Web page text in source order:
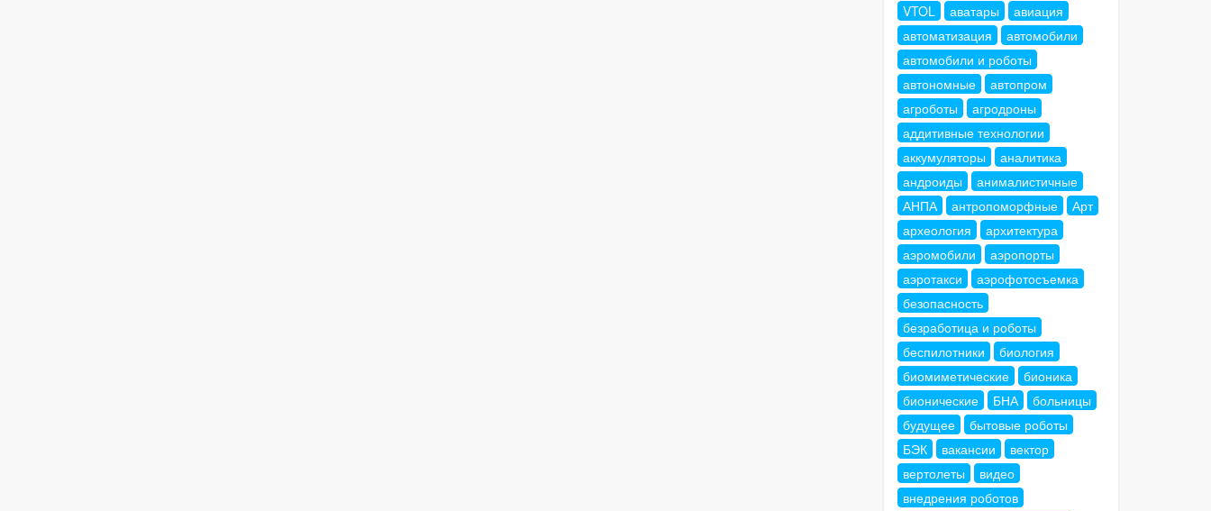
VTOL
аватары
авиация
автоматизация
автомобили
автомобили и роботы
автономные
автопром
агроботы
агродроны
аддитивные технологии
аккумуляторы
аналитика
андроиды
анималистичные
АНПА
антропоморфные
Арт
археология
архитектура
аэромобили
аэропорты
аэротакси
аэрофотосъемка
безопасность
безработица и роботы
беспилотники
биология
биомиметические
бионика
бионические
БНА
больницы
будущее
бытовые роботы
БЭК
вакансии
вектор
вертолеты
видео
внедрения роботов